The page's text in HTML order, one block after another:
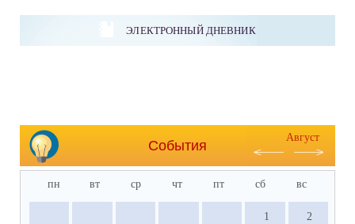
ЭЛЕКТРОННЫЙ ДНЕВНИК
События
Август
пн вт ср чт пт сб вс
1 2